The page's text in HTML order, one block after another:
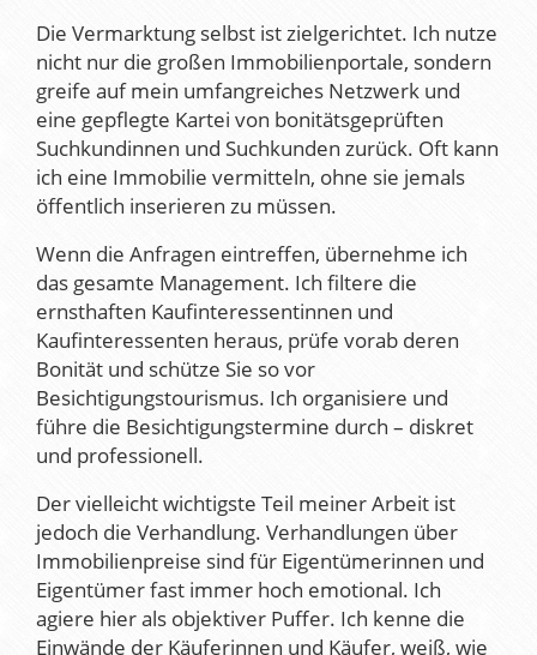
Die Vermarktung selbst ist zielgerichtet. Ich nutze
nicht nur die großen Immobilienportale, sondern
greife auf mein umfangreiches Netzwerk und
eine gepflegte Kartei von bonitätsgeprüften
Suchkundinnen und Suchkunden zurück. Oft kann
ich eine Immobilie vermitteln, ohne sie jemals
öffentlich inserieren zu müssen.
Wenn die Anfragen eintreffen, übernehme ich
das gesamte Management. Ich filtere die
ernsthaften Kaufinteressentinnen und
Kaufinteressenten heraus, prüfe vorab deren
Bonität und schütze Sie so vor
Besichtigungstourismus. Ich organisiere und
führe die Besichtigungstermine durch – diskret
und professionell.
Der vielleicht wichtigste Teil meiner Arbeit ist
jedoch die Verhandlung. Verhandlungen über
Immobilienpreise sind für Eigentümerinnen und
Eigentümer fast immer hoch emotional. Ich
agiere hier als objektiver Puffer. Ich kenne die
Einwände der Käuferinnen und Käufer, weiß, wie